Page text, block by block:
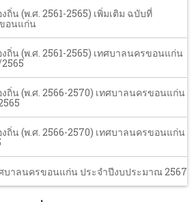
น (พ.ศ. 2561-2565) เพิ่มเติม ฉบับที่
อนแก่น
น (พ.ศ. 2561-2565) เทศบาลนครขอนแก่น
ถิ่น (พ.ศ. 2566-2570) เทศบาลนครขอนแก่น
ถิ่น (พ.ศ. 2566-2570) เทศบาลนครขอนแก่น
บาลนครขอนแก่น ประจำปีงบประมาณ 2567